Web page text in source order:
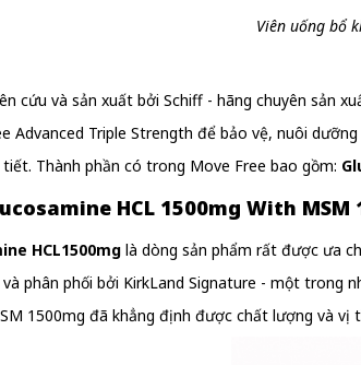
Viên uống bổ
cứu và sản xuất bởi Schiff - hãng chuyên sản
Advanced Triple Strength để bảo vệ, nuôi
Thành phần có trong Move Free bao gồm:
HCL 1500mg With MSM
HCL1500mg là dòng sản phẩm rất được ưa
phân phối bởi KirkLand Signature - một trong
1500mg đã khẳng định được chất lượng và